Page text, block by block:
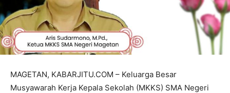
MAGETAN, KABARJITU.COM – Keluarga Besar
Musyawarah Kerja Kepala Sekolah (MKKS) SMA Negeri